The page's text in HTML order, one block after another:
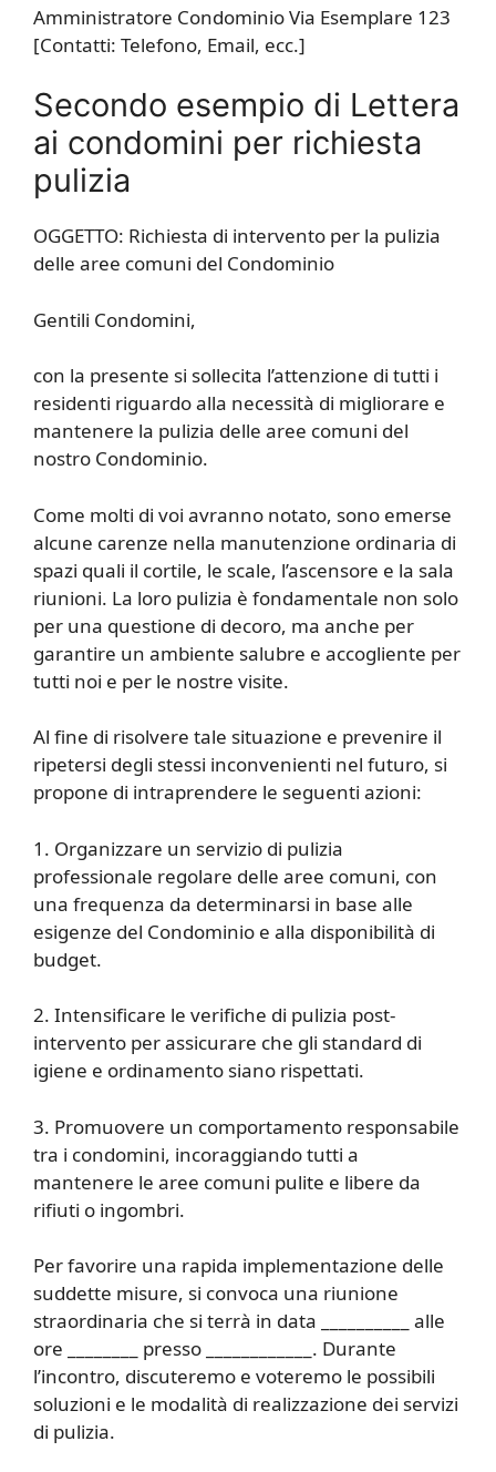
Amministratore Condominio Via Esemplare 123
[Contatti: Telefono, Email, ecc.]
Secondo esempio di Lettera
ai condomini per richiesta
pulizia
OGGETTO: Richiesta di intervento per la pulizia
delle aree comuni del Condominio
Gentili Condomini,
con la presente si sollecita l’attenzione di tutti i
residenti riguardo alla necessità di migliorare e
mantenere la pulizia delle aree comuni del
nostro Condominio.
Come molti di voi avranno notato, sono emerse
alcune carenze nella manutenzione ordinaria di
spazi quali il cortile, le scale, l’ascensore e la sala
riunioni. La loro pulizia è fondamentale non solo
per una questione di decoro, ma anche per
garantire un ambiente salubre e accogliente per
tutti noi e per le nostre visite.
Al fine di risolvere tale situazione e prevenire il
ripetersi degli stessi inconvenienti nel futuro, si
propone di intraprendere le seguenti azioni:
1. Organizzare un servizio di pulizia
professionale regolare delle aree comuni, con
una frequenza da determinarsi in base alle
esigenze del Condominio e alla disponibilità di
budget.
2. Intensificare le verifiche di pulizia post-
intervento per assicurare che gli standard di
igiene e ordinamento siano rispettati.
3. Promuovere un comportamento responsabile
tra i condomini, incoraggiando tutti a
mantenere le aree comuni pulite e libere da
rifiuti o ingombri.
Per favorire una rapida implementazione delle
suddette misure, si convoca una riunione
straordinaria che si terrà in data __________ alle
ore ________ presso ____________. Durante
l’incontro, discuteremo e voteremo le possibili
soluzioni e le modalità di realizzazione dei servizi
di pulizia.